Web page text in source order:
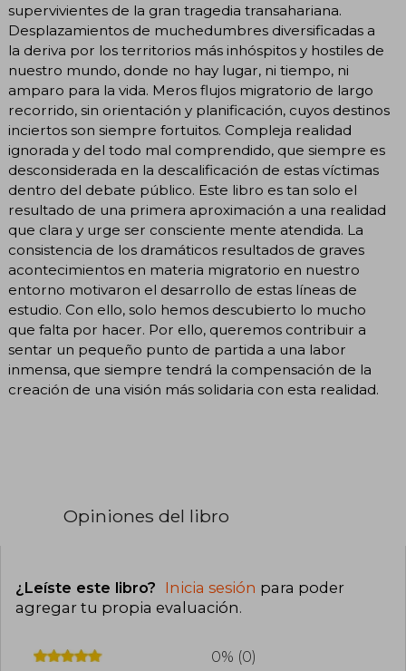
supervivientes de la gran tragedia transahariana.
Desplazamientos de muchedumbres diversificadas a
la deriva por los territorios más inhóspitos y hostiles de
nuestro mundo, donde no hay lugar, ni tiempo, ni
amparo para la vida. Meros flujos migratorio de largo
recorrido, sin orientación y planificación, cuyos destinos
inciertos son siempre fortuitos. Compleja realidad
ignorada y del todo mal comprendido, que siempre es
desconsiderada en la descalificación de estas víctimas
dentro del debate público. Este libro es tan solo el
resultado de una primera aproximación a una realidad
que clara y urge ser consciente mente atendida. La
consistencia de los dramáticos resultados de graves
acontecimientos en ma­teria migratorio en nuestro
entorno motivaron el desarrollo de estas líneas de
estudio. Con ello, solo hemos descubierto lo mucho
que falta por hacer. Por ello, queremos contribuir a
sentar un pequeño punto de partida a una labor
inmensa, que siempre tendrá la compensación de la
creación de una visión más solidaria con esta realidad.
Opiniones del libro
¿Leíste este libro? Inicia sesión para poder
agregar tu propia evaluación.
0% (0)